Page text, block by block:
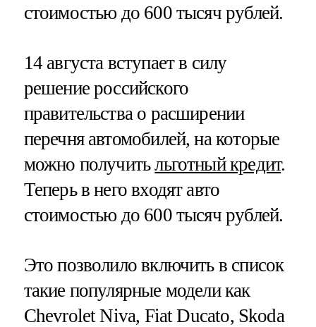
стоимостью до 600 тысяч рублей.
14 августа вступает в силу
решение российского
правительства о расширении
перечня автомобилей, на которые
можно получитьльготный кредит.
Теперь в него входят авто
стоимостью до 600 тысяч рублей.
Это позволило включить в список
такие популярные модели как
Chevrolet Niva, Fiat Ducato, Skoda